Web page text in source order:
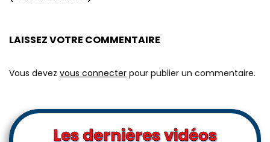
LAISSEZ VOTRE COMMENTAIRE
Vous devez vous connecter pour publier un commentaire.
Les dernières vidéos